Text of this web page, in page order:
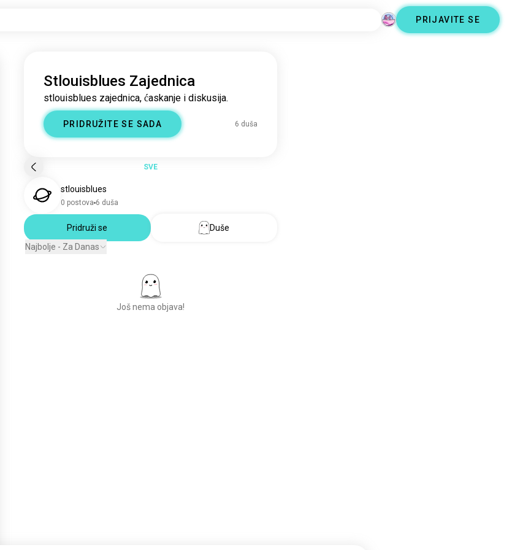
PRIJAVITE SE
Stlouisblues Zajednica
stlouisblues zajednica, ćaskanje i diskusija.
PRIDRUŽITE SE SADA 6 duša
SVE
stlouisblues
0 postova 6 duša
Pridruži se
Duše
Najbolje - Za Danas
Još nema objava!